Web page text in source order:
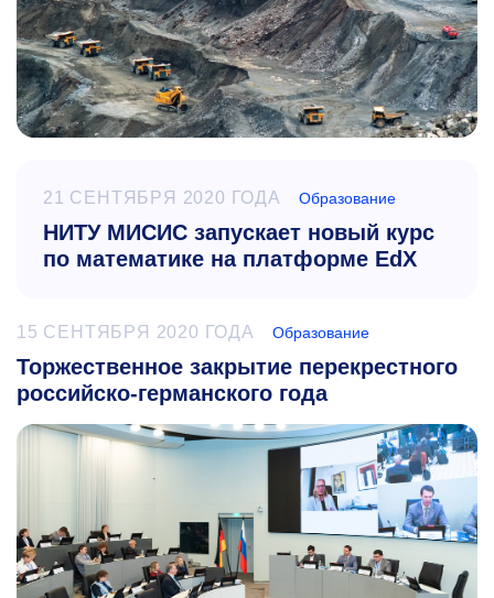
21 СЕНТЯБРЯ 2020 ГОДА Образование
НИТУ МИСИС запускает новый курс
по математике на платформе EdX
15 СЕНТЯБРЯ 2020 ГОДА Образование
Торжественное закрытие перекрестного
российско-германского года